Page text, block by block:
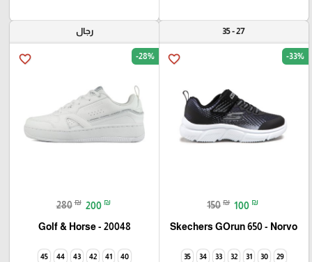
27 - 35
favorite_border -33%
150 ₪ 100 ₪
Skechers GOrun 650 - Norvo
29
30
31
32
33
34
35
رجال
favorite_border -28%
280 ₪ 200 ₪
Golf & Horse - 20048
40
41
42
43
44
45